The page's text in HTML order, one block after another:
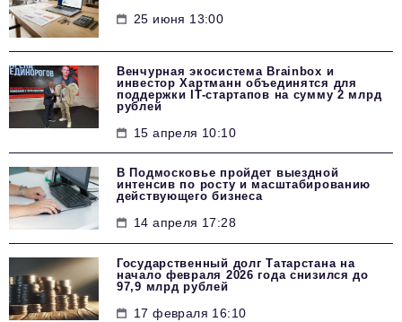
25 июня 13:00
Венчурная экосистема Brainbox и
инвестор Хартманн объединятся для
поддержки IT-стартапов на сумму 2 млрд
рублей
15 апреля 10:10
В Подмосковье пройдет выездной
интенсив по росту и масштабированию
действующего бизнеса
14 апреля 17:28
Государственный долг Татарстана на
начало февраля 2026 года снизился до
97,9 млрд рублей
17 февраля 16:10